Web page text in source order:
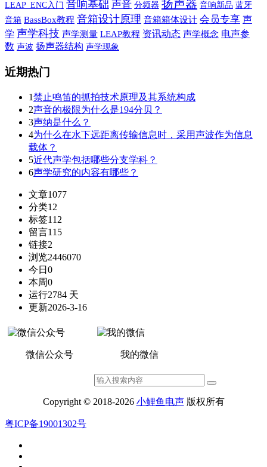
LEAP_ENC入门 音响基础 声音 分频器 扬声器 音响新品 蓝牙
音箱 BassBox教程 音箱设计原理 音箱箱体设计 会员专享 声
学 声学科技 声学测量 LEAP教程 资讯动态 声学概念 电声参
数 声波 扬声器结构 声学现象
近期热门
1禁止鸣笛的抓拍技术原理及其系统构成
2声音的极限为什么是194分贝？
3声纳是什么？
4为什么在水下远距离传输信息时，采用声波作为信息
载体？
5近代声学包括哪些分支学科？
6声学研究的内容有哪些？
文章1077
分类12
标签112
留言115
链接2
浏览2446070
今日 0
本周0
运行2784 天
更新2026-3-16
微信公众号 我的微信
Copyright © 2018-2026 小鲤鱼电声版权所有
粤ICP备19001302号